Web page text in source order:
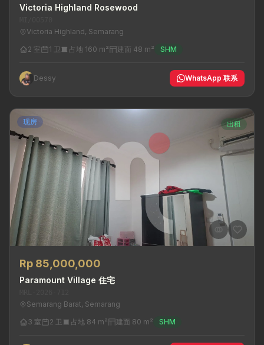
Victoria Highland Rosewood
Victoria Highland, Semarang
2 室
1 卫 占地 160 m² 建面 48 m² SHM
Dessy WhatsApp 联系
现房 出租
Rp 85,000,000
Paramount Village 住宅
Semarang Barat, Semarang
3 室
2 卫 占地 84 m² 建面 80 m² SHM